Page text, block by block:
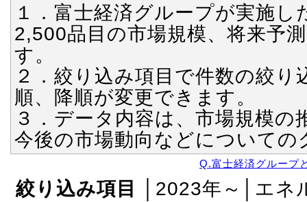
１．富士経済グループが実施し
2,500品目の市場規模、将来予
す。
２．絞り込み項目で件数の絞
順、降順が変更できます。
３．データ内容は、市場規模
今後の市場動向などについて
Q.富士経済グループ
絞り込み項目
│2023年～│エネ